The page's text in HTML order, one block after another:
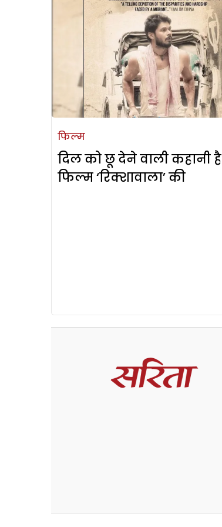
फिल्म
दिल को छू देने वाली कहानी है
फिल्म ‘रिक्शावाला’ की